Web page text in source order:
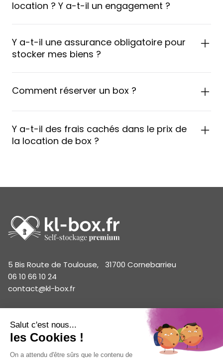
location ? Y a-t-il un engagement ?
Y a-t-il une assurance obligatoire pour
stocker mes biens ?
Comment réserver un box ?
Y a-t-il des frais cachés dans le prix de
la location de box ?
5 Bis Route de Toulouse, 31700 Cornebarrieu
06 10 66 10 24
contact@kl-box.fr
Tarifs box professionnels
Estimer mon box